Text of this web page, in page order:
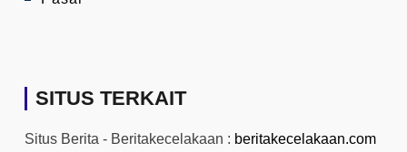
SITUS TERKAIT
Situs Berita - Beritakecelakaan : beritakecelakaan.com